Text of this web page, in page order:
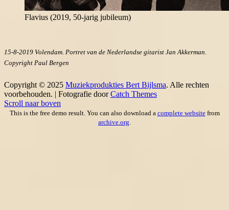
Flavius (2019, 50-jarig jubileum)
15-8-2019 Volendam. Portret van de Nederlandse gitarist Jan Akkerman.
Copyright Paul Bergen
Copyright © 2025 Muziekprodukties Bert Bijlsma. Alle rechten
voorbehouden. | Fotografie doorCatch Themes
Scroll naar boven
This is the free demo result. You can also download a complete websitefrom
archive.org.